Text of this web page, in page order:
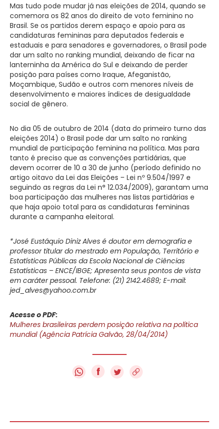
Mas tudo pode mudar já nas eleições de 2014, quando se
comemora os 82 anos do direito de voto feminino no
Brasil. Se os partidos derem espaço e apoio para as
candidaturas femininas para deputados federais e
estaduais e para senadores e governadores, o Brasil pode
dar um salto no ranking mundial, deixando de ficar na
lanterninha da América do Sul e deixando de perder
posição para países como Iraque, Afeganistão,
Moçambique, Sudão e outros com menores níveis de
desenvolvimento e maiores índices de desigualdade
social de gênero.
No dia 05 de outubro de 2014 (data do primeiro turno das
eleições 2014) o Brasil pode dar um salto no ranking
mundial de participação feminina na política. Mas para
tanto é preciso que as convenções partidárias, que
devem ocorrer de 10 a 30 de junho (período definido no
artigo oitavo da Lei das Eleições – Lei nº 9.504/1997 e
seguindo as regras da Lei n° 12.034/2009), garantam uma
boa participação das mulheres nas listas partidárias e
que haja apoio total para as candidaturas femininas
durante a campanha eleitoral.
*José Eustáquio Diniz Alves é doutor em demografia e
professor titular do mestrado em População, Território e
Estatísticas Públicas da Escola Nacional de Ciências
Estatísticas – ENCE/IBGE; Apresenta seus pontos de vista
em caráter pessoal. Telefone: (21) 2142.4689; E-mail:
jed_alves@yahoo.com.br
Acesse o PDF:
Mulheres brasileiras perdem posição relativa na política
mundial (Agência Patrícia Galvão, 28/04/2014)
f